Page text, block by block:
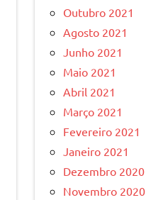
Outubro 2021
Agosto 2021
Junho 2021
Maio 2021
Abril 2021
Março 2021
Fevereiro 2021
Janeiro 2021
Dezembro 2020
Novembro 2020